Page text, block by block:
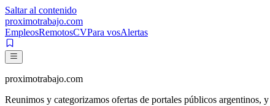
Saltar al contenido
proximotrabajo.com
EmpleosRemotosCVPara vosAlertas
proximotrabajo.com
Reunimos y categorizamos ofertas de portales públicos